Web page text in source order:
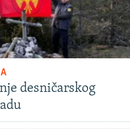
desničarskog